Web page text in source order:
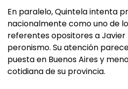
En paralelo, Quintela intenta
nacionalmente como uno de
referentes opositores a Javier
peronismo. Su atención
puesta en Buenos Aires y
cotidiana de su provincia.